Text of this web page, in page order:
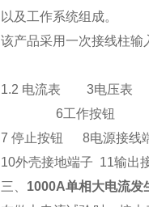
以及工作系统组成。
该产品采用一次接线柱
1.2 电流表 3电压
6工作按钮
7 停止按钮 8电源接线
10外壳接地端子 11输出
三、 1000A单相大电流发